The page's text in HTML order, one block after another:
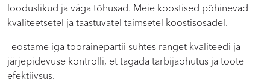
looduslikud ja väga tõhusad. Meie koostised põhinevad
kvaliteetsetel ja taastuvatel taimsetel koostisosadel.
Teostame iga toorainepartii suhtes ranget kvaliteedi ja
järjepidevuse kontrolli, et tagada tarbijaohutus ja toote
efektiivsus.